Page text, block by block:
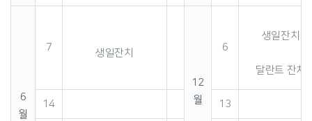
6
월
7 생일잔치
12
월
6
생일잔치
달란트 잔치
14 13